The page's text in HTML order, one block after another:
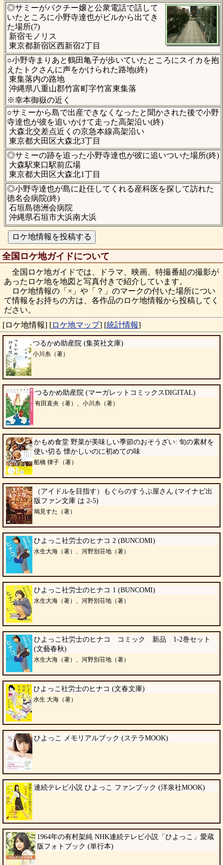
◎サミーがパクチー嬢と公衆電話で話して
いたところに小野寺達也がビルから出てき
た場所(7)
新宿モノリス
東京都新宿区西新宿2丁目
○小野寺まりあと鶴田亀子が歩いていたところにスイカを抱
えたトクさんに声をかけられた路地(終)
東集落内の路地
沖縄県八重山郡竹富町字竹富東集落
※幸本御嶽の近く
○サミーから島で出産できなくなったと聞かされた後で小野
寺達也が彼を追いかけて走った高架沿い(終)
大森北交差点近くの京急本線高架沿い
東京都大田区大森北3丁目
◎サミーの跡を追った小野寺達也が彼に追いついた場所(終)
大森駅東口駅前広場
東京都大田区大森北1丁目
◎小野寺達也が島に赴任してくれる産科医を探して訪れた
徳名会病院(終)
石垣島徳洲会病院
沖縄県石垣市大浜南大浜
全国ロケ地ガイドについて
全国ロケ地ガイドでは、ドラマ、映画、特撮番組の撮影が
あったロケ地を地図と写真付きで紹介しています。
ロケ地情報の「×」や「？」のマークの付いた場所につい
て情報をお持ちの方は、各作品のロケ地情報から投稿してく
ださい。
[ロケ地情報] [ロケ地マップ] [統計情報]
つるかめ助産院 (集英社文庫)
小川糸（著）
つるかめ助産院 (マーガレットコミックスDIGITAL)
有田直央（著）、小川糸（著）
かもめ食堂 野菜が美味しい季節のおそうざい: 旬の素材を
使い切る 懐かしいのに初めての味
船橋 律子（著）
（アイドルを目指す）もぐらのすうぷ屋さん (マイナビ出
版ファン文庫 は 2-5)
鳩見すた（著）
ひよっこ社労士のヒナコ 2 (BUNCOMI)
水生大海（著）、河野別荘地（著）
ひよっこ社労士のヒナコ 1 (BUNCOMI)
水生大海（著）、河野別荘地（著）
ひよっこ社労士のヒナコ コミック 新品 1-2巻セット
(文藝春秋)
水生大海（著）、河野別荘地（著）
ひよっこ社労士のヒナコ (文春文庫)
水生 大海（著）
ひよっこ メモリアルブック (ステラMOOK)
連続テレビ小説 ひよっこ ファンブック (洋泉社MOOK)
1964年の有村架純 NHK連続テレビ小説「ひよっこ」愛蔵
版フォトブック (単行本)